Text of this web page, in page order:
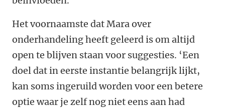
Het voornaamste dat Mara over
onderhandeling heeft geleerd is om altijd
open te blijven staan voor suggesties. ‘Een
doel dat in eerste instantie belangrijk lijkt,
kan soms ingeruild worden voor een betere
optie waar je zelf nog niet eens aan had